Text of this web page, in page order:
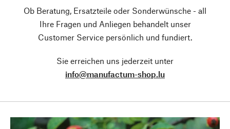
Ob Beratung, Ersatzteile oder Sonderwünsche - all
Ihre Fragen und Anliegen behandelt unser
Customer Service persönlich und fundiert.
Sie erreichen uns jederzeit unter
info@manufactum-shop.lu